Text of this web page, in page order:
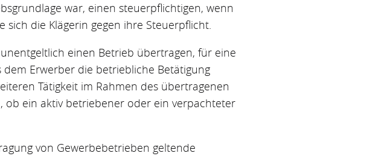
war, einen steuerpflichtigen, wenn
die Klägerin gegen ihre Steuerpflicht.
einen Betrieb übertragen, für eine
Erwerber die betriebliche Betätigung
Tätigkeit im Rahmen des übertragenen
ob ein aktiv betriebener oder ein verpachteter
von Gewerbebetrieben geltende